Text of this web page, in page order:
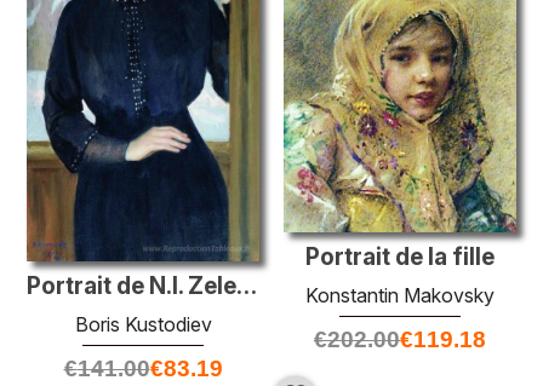
Portrait de N.I. Zelenskaya
Boris Kustodiev
€141.00€83.19
Portrait de la fille
Konstantin Makovsky
€202.00€119.18